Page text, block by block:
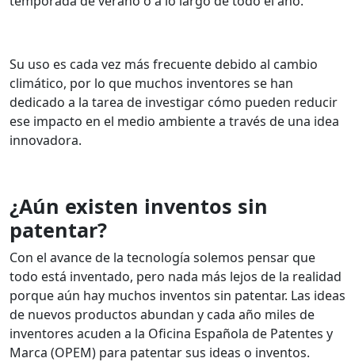
Su uso es cada vez más frecuente debido al cambio
climático, por lo que muchos inventores se han
dedicado a la tarea de investigar cómo pueden reducir
ese impacto en el medio ambiente a través de una idea
innovadora.
¿Aún existen inventos sin
patentar?
Con el avance de la tecnología solemos pensar que
todo está inventado, pero nada más lejos de la realidad
porque aún hay muchos inventos sin patentar. Las ideas
de nuevos productos abundan y cada año miles de
inventores acuden a la Oficina Española de Patentes y
Marca (OPEM) para patentar sus ideas o inventos.